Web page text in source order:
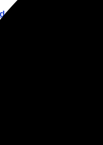
25 de febrero:
a las tecnologías
de las tarifas